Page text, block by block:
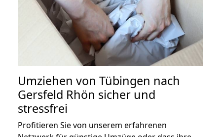
Umziehen von Tübingen nach
Gersfeld Rhön sicher und
stressfrei
Profitieren Sie von unserem erfahrenen